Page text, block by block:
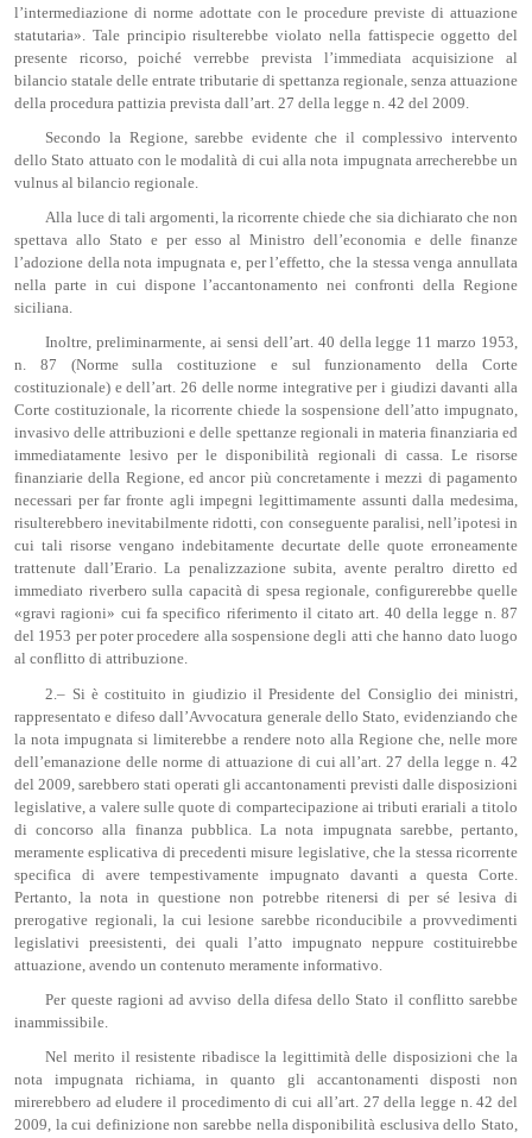
l’intermediazione di norme adottate con le procedure previste di attuazione
statutaria». Tale principio risulterebbe violato nella fattispecie oggetto del
presente ricorso, poiché verrebbe prevista l’immediata acquisizione al
bilancio statale delle entrate tributarie di spettanza regionale, senza attuazione
della procedura pattizia prevista dall’art. 27 della legge n. 42 del 2009.
Secondo la Regione, sarebbe evidente che il complessivo intervento
dello Stato attuato con le modalità di cui alla nota impugnata arrecherebbe un
vulnus al bilancio regionale.
Alla luce di tali argomenti, la ricorrente chiede che sia dichiarato che non
spettava allo Stato e per esso al Ministro dell’economia e delle finanze
l’adozione della nota impugnata e, per l’effetto, che la stessa venga annullata
nella parte in cui dispone l’accantonamento nei confronti della Regione
siciliana.
Inoltre, preliminarmente, ai sensi dell’art. 40 della legge 11 marzo 1953,
n. 87 (Norme sulla costituzione e sul funzionamento della Corte
costituzionale) e dell’art. 26 delle norme integrative per i giudizi davanti alla
Corte costituzionale, la ricorrente chiede la sospensione dell’atto impugnato,
invasivo delle attribuzioni e delle spettanze regionali in materia finanziaria ed
immediatamente lesivo per le disponibilità regionali di cassa. Le risorse
finanziarie della Regione, ed ancor più concretamente i mezzi di pagamento
necessari per far fronte agli impegni legittimamente assunti dalla medesima,
risulterebbero inevitabilmente ridotti, con conseguente paralisi, nell’ipotesi in
cui tali risorse vengano indebitamente decurtate delle quote erroneamente
trattenute dall’Erario. La penalizzazione subita, avente peraltro diretto ed
immediato riverbero sulla capacità di spesa regionale, configurerebbe quelle
«gravi ragioni» cui fa specifico riferimento il citato art. 40 della legge n. 87
del 1953 per poter procedere alla sospensione degli atti che hanno dato luogo
al conflitto di attribuzione.
2.– Si è costituito in giudizio il Presidente del Consiglio dei ministri,
rappresentato e difeso dall’Avvocatura generale dello Stato, evidenziando che
la nota impugnata si limiterebbe a rendere noto alla Regione che, nelle more
dell’emanazione delle norme di attuazione di cui all’art. 27 della legge n. 42
del 2009, sarebbero stati operati gli accantonamenti previsti dalle disposizioni
legislative, a valere sulle quote di compartecipazione ai tributi erariali a titolo
di concorso alla finanza pubblica. La nota impugnata sarebbe, pertanto,
meramente esplicativa di precedenti misure legislative, che la stessa ricorrente
specifica di avere tempestivamente impugnato davanti a questa Corte.
Pertanto, la nota in questione non potrebbe ritenersi di per sé lesiva di
prerogative regionali, la cui lesione sarebbe riconducibile a provvedimenti
legislativi preesistenti, dei quali l’atto impugnato neppure costituirebbe
attuazione, avendo un contenuto meramente informativo.
Per queste ragioni ad avviso della difesa dello Stato il conflitto sarebbe
inammissibile.
Nel merito il resistente ribadisce la legittimità delle disposizioni che la
nota impugnata richiama, in quanto gli accantonamenti disposti non
mirerebbero ad eludere il procedimento di cui all’art. 27 della legge n. 42 del
2009, la cui definizione non sarebbe nella disponibilità esclusiva dello Stato,